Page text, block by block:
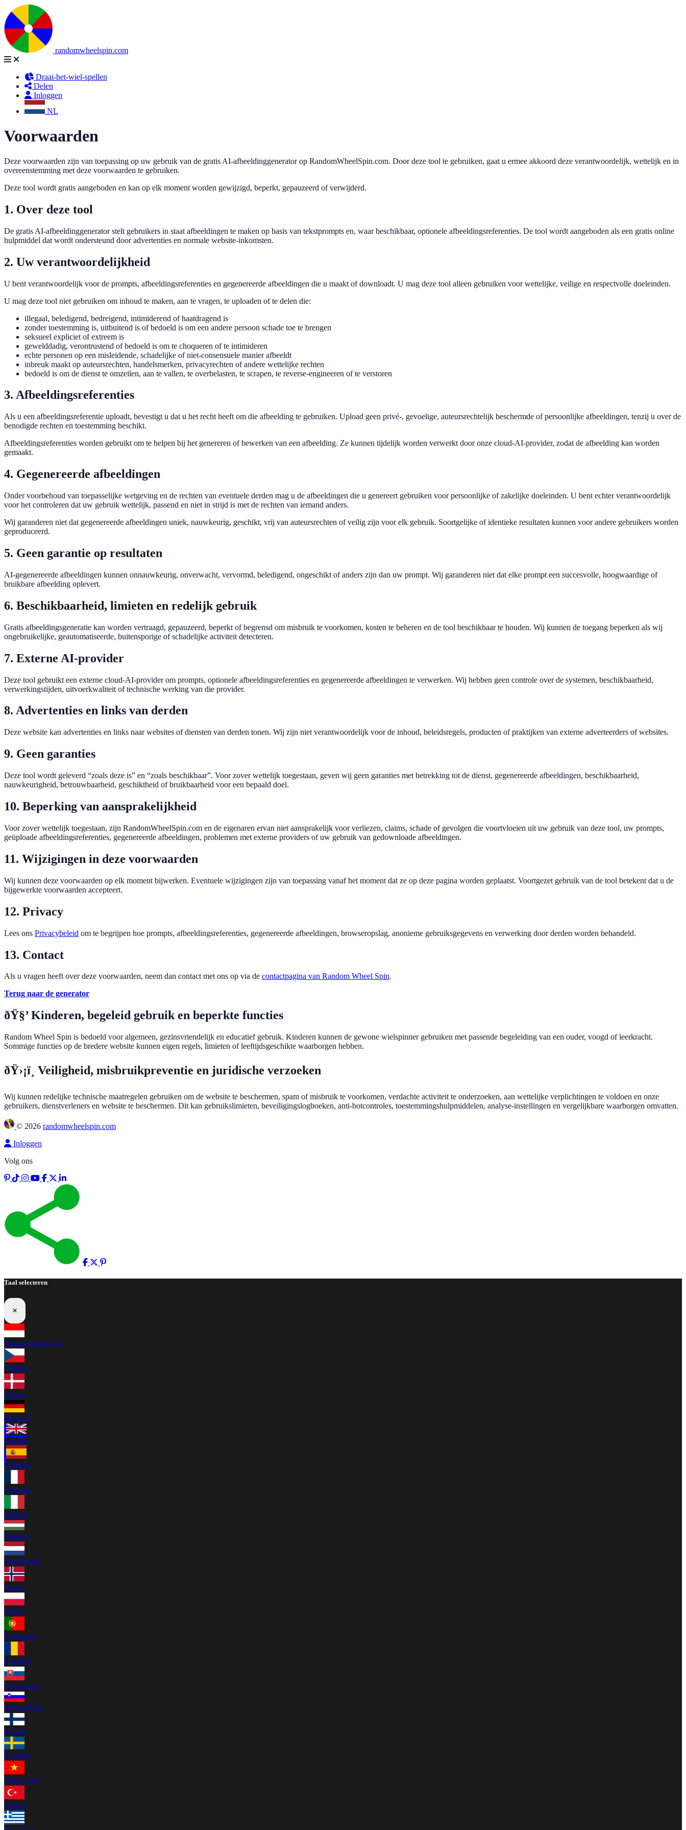
randomwheelspin.com
Draai-het-wiel-spellen
Delen
Inloggen
NL
Voorwaarden
Deze voorwaarden zijn van toepassing op uw gebruik van de gratis AI-afbeeldinggenerator op RandomWheelSpin.com. Door deze tool te gebruiken, gaat u ermee akkoord deze verantwoordelijk, wettelijk en in
overeenstemming met deze voorwaarden te gebruiken.
Deze tool wordt gratis aangeboden en kan op elk moment worden gewijzigd, beperkt, gepauzeerd of verwijderd.
1. Over deze tool
De gratis AI-afbeeldinggenerator stelt gebruikers in staat afbeeldingen te maken op basis van tekstprompts en, waar beschikbaar, optionele afbeeldingsreferenties. De tool wordt aangeboden als een gratis online
hulpmiddel dat wordt ondersteund door advertenties en normale website-inkomsten.
2. Uw verantwoordelijkheid
U bent verantwoordelijk voor de prompts, afbeeldingsreferenties en gegenereerde afbeeldingen die u maakt of downloadt. U mag deze tool alleen gebruiken voor wettelijke, veilige en respectvolle doeleinden.
U mag deze tool niet gebruiken om inhoud te maken, aan te vragen, te uploaden of te delen die:
illegaal, beledigend, bedreigend, intimiderend of haatdragend is
zonder toestemming is, uitbuitend is of bedoeld is om een andere persoon schade toe te brengen
seksueel expliciet of extreem is
gewelddadig, verontrustend of bedoeld is om te choqueren of te intimideren
echte personen op een misleidende, schadelijke of niet-consensuele manier afbeeldt
inbreuk maakt op auteursrechten, handelsmerken, privacyrechten of andere wettelijke rechten
bedoeld is om de dienst te omzeilen, aan te vallen, te overbelasten, te scrapen, te reverse-engineeren of te verstoren
3. Afbeeldingsreferenties
Als u een afbeeldingsreferentie uploadt, bevestigt u dat u het recht heeft om die afbeelding te gebruiken. Upload geen privé-, gevoelige, auteursrechtelijk beschermde of persoonlijke afbeeldingen, tenzij u over de
benodigde rechten en toestemming beschikt.
Afbeeldingsreferenties worden gebruikt om te helpen bij het genereren of bewerken van een afbeelding. Ze kunnen tijdelijk worden verwerkt door onze cloud-AI-provider, zodat de afbeelding kan worden
gemaakt.
4. Gegenereerde afbeeldingen
Onder voorbehoud van toepasselijke wetgeving en de rechten van eventuele derden mag u de afbeeldingen die u genereert gebruiken voor persoonlijke of zakelijke doeleinden. U bent echter verantwoordelijk
voor het controleren dat uw gebruik wettelijk, passend en niet in strijd is met de rechten van iemand anders.
Wij garanderen niet dat gegenereerde afbeeldingen uniek, nauwkeurig, geschikt, vrij van auteursrechten of veilig zijn voor elk gebruik. Soortgelijke of identieke resultaten kunnen voor andere gebruikers worden
geproduceerd.
5. Geen garantie op resultaten
AI-gegenereerde afbeeldingen kunnen onnauwkeurig, onverwacht, vervormd, beledigend, ongeschikt of anders zijn dan uw prompt. Wij garanderen niet dat elke prompt een succesvolle, hoogwaardige of
bruikbare afbeelding oplevert.
6. Beschikbaarheid, limieten en redelijk gebruik
Gratis afbeeldingsgeneratie kan worden vertraagd, gepauzeerd, beperkt of begrensd om misbruik te voorkomen, kosten te beheren en de tool beschikbaar te houden. Wij kunnen de toegang beperken als wij
ongebruikelijke, geautomatiseerde, buitensporige of schadelijke activiteit detecteren.
7. Externe AI-provider
Deze tool gebruikt een externe cloud-AI-provider om prompts, optionele afbeeldingsreferenties en gegenereerde afbeeldingen te verwerken. Wij hebben geen controle over de systemen, beschikbaarheid,
verwerkingstijden, uitvoerkwaliteit of technische werking van die provider.
8. Advertenties en links van derden
Deze website kan advertenties en links naar websites of diensten van derden tonen. Wij zijn niet verantwoordelijk voor de inhoud, beleidsregels, producten of praktijken van externe adverteerders of websites.
9. Geen garanties
Deze tool wordt geleverd “zoals deze is” en “zoals beschikbaar”. Voor zover wettelijk toegestaan, geven wij geen garanties met betrekking tot de dienst, gegenereerde afbeeldingen, beschikbaarheid,
nauwkeurigheid, betrouwbaarheid, geschiktheid of bruikbaarheid voor een bepaald doel.
10. Beperking van aansprakelijkheid
Voor zover wettelijk toegestaan, zijn RandomWheelSpin.com en de eigenaren ervan niet aansprakelijk voor verliezen, claims, schade of gevolgen die voortvloeien uit uw gebruik van deze tool, uw prompts,
geüploade afbeeldingsreferenties, gegenereerde afbeeldingen, problemen met externe providers of uw gebruik van gedownloade afbeeldingen.
11. Wijzigingen in deze voorwaarden
Wij kunnen deze voorwaarden op elk moment bijwerken. Eventuele wijzigingen zijn van toepassing vanaf het moment dat ze op deze pagina worden geplaatst. Voortgezet gebruik van de tool betekent dat u de
bijgewerkte voorwaarden accepteert.
12. Privacy
Lees ons Privacybeleid om te begrijpen hoe prompts, afbeeldingsreferenties, gegenereerde afbeeldingen, browseropslag, anonieme gebruiksgegevens en verwerking door derden worden behandeld.
13. Contact
Als u vragen heeft over deze voorwaarden, neem dan contact met ons op via de contactpagina van Random Wheel Spin.
Terug naar de generator
ðŸ§’ Kinderen, begeleid gebruik en beperkte functies
Random Wheel Spin is bedoeld voor algemeen, gezinsvriendelijk en educatief gebruik. Kinderen kunnen de gewone wielspinner gebruiken met passende begeleiding van een ouder, voogd of leerkracht.
Sommige functies op de bredere website kunnen eigen regels, limieten of leeftijdsgeschikte waarborgen hebben.
ðŸ›¡ï¸ Veiligheid, misbruikpreventie en juridische verzoeken
Wij kunnen redelijke technische maatregelen gebruiken om de website te beschermen, spam of misbruik te voorkomen, verdachte activiteit te onderzoeken, aan wettelijke verplichtingen te voldoen en onze
gebruikers, dienstverleners en website te beschermen. Dit kan gebruikslimieten, beveiligingslogboeken, anti-botcontroles, toestemmingshulpmiddelen, analyse-instellingen en vergelijkbare waarborgen omvatten.
© 2026 randomwheelspin.com
Inloggen
Volg ons
Taal selecteren
×
Bahasa Indonesia
Čeština
Dansk
Deutsch
English
Español
Français
Italiano
Magyar
Nederlands
Norsk
Polski
Português
Română
Slovenčina
Slovenščina
Suomi
Svenska
Tiếng Việt
Türkçe